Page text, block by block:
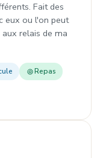
Fait des
eux ou l'on peut
relais de ma
Repas